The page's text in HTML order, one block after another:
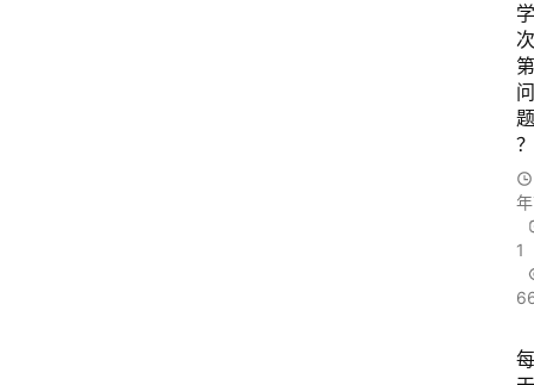
学
次
第
问
题
？
1
每